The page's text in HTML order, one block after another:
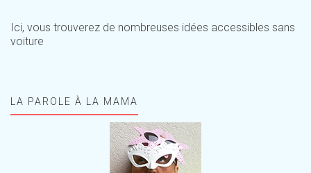
Ici, vous trouverez de nombreuses idées accessibles sans
voiture
LA PAROLE À LA MAMA